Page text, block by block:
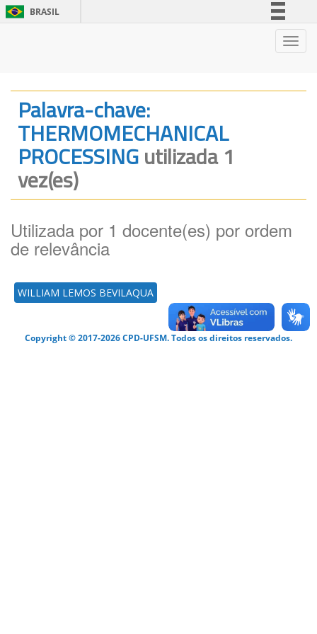
BRASIL
Canais
Palavra-chave:
THERMOMECHANICAL
PROCESSINGutilizada 1
vez(es)
Utilizada por 1 docente(es) por ordem
de relevância
WILLIAM LEMOS BEVILAQUA
Copyright © 2017-2026 CPD-UFSM. Todos os direitos reservados.